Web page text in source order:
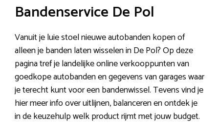
Bandenservice De Pol
Vanuit je luie stoel nieuwe autobanden kopen of
alleen je banden laten wisselen in De Pol? Op deze
pagina tref je landelijke online verkooppunten van
goedkope autobanden en gegevens van garages waar
je terecht kunt voor een bandenwissel. Tevens vind je
hier meer info over uitlijnen, balanceren en ontdek je
in de keuzehulp welk product rijmt met jouw budget.